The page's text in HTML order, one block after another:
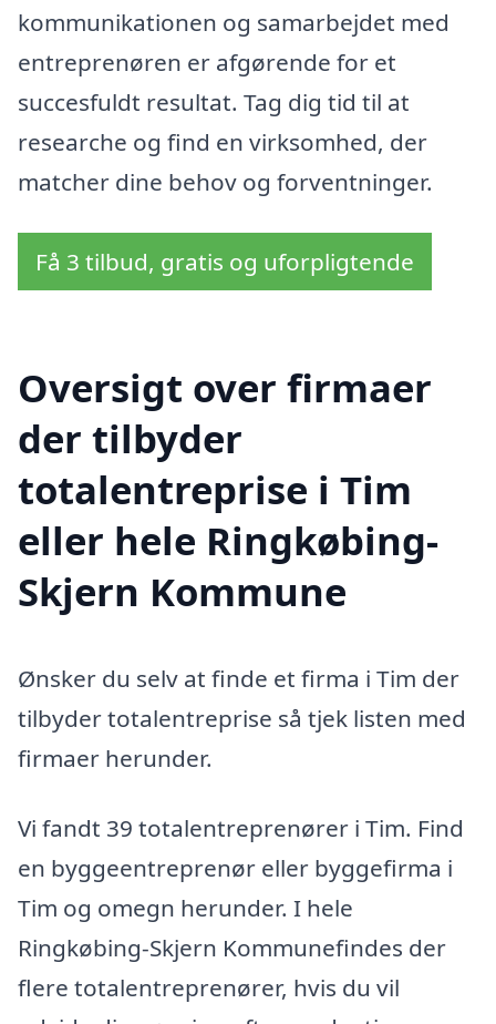
kommunikationen og samarbejdet med
entreprenøren er afgørende for et
succesfuldt resultat. Tag dig tid til at
researche og find en virksomhed, der
matcher dine behov og forventninger.
Få 3 tilbud, gratis og uforpligtende
Oversigt over firmaer
der tilbyder
totalentreprise i Tim
eller hele Ringkøbing-
Skjern Kommune
Ønsker du selv at finde et firma i Tim der
tilbyder totalentreprise så tjek listen med
firmaer herunder.
Vi fandt 39 totalentreprenører i Tim. Find
en byggeentreprenør eller byggefirma i
Tim og omegn herunder. I hele
Ringkøbing-Skjern Kommunefindes der
flere totalentreprenører, hvis du vil